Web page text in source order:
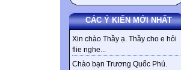
CÁC Ý KIẾN MỚI NHẤT
Xin chào Thầy ạ. Thầy cho e hỏi
flie nghe...
Chào bạn Trương Quốc Phú.